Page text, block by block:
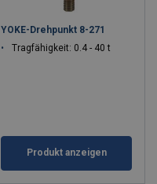
YOKE-Drehpunkt 8-271
Tragfähigkeit: 0.4 - 40 t
Produkt anzeigen